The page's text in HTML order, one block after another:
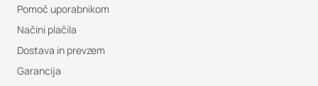
Pomoč uporabnikom
Načini plačila
Dostava in prevzem
Garancija